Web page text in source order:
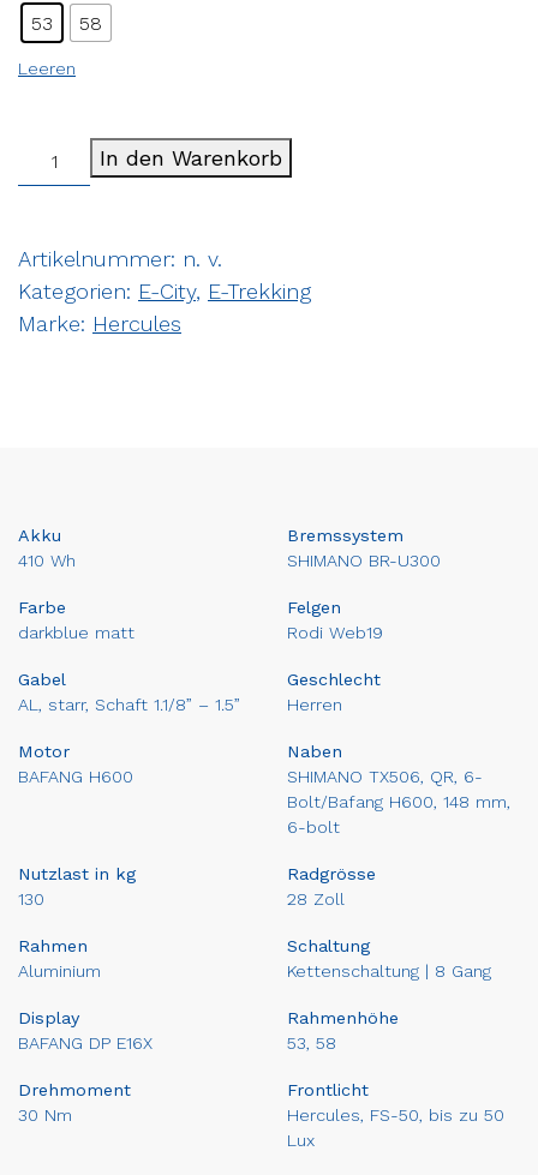
53 58
Leeren
In den Warenkorb
Artikelnummer: n. v.
Kategorien: E-City, E-Trekking
Marke: Hercules
Akku
410 Wh
Bremssystem
SHIMANO BR-U300
Farbe
darkblue matt
Felgen
Rodi Web19
Gabel
AL, starr, Schaft 1.1/8” – 1.5”
Geschlecht
Herren
Motor
BAFANG H600
Naben
SHIMANO TX506, QR, 6-
Bolt/Bafang H600, 148 mm,
6-bolt
Nutzlast in kg
130
Radgrösse
28 Zoll
Rahmen
Aluminium
Schaltung
Kettenschaltung | 8 Gang
Display
BAFANG DP E16X
Rahmenhöhe
53, 58
Drehmoment
30 Nm
Frontlicht
Hercules, FS-50, bis zu 50
Lux